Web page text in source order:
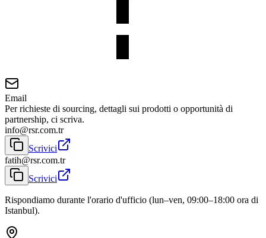
Email
Per richieste di sourcing, dettagli sui prodotti o opportunità di
partnership, ci scriva.
info@rsr.com.tr
Scrivici
fatih@rsr.com.tr
Scrivici
Rispondiamo durante l'orario d'ufficio (lun–ven, 09:00–18:00 ora di
Istanbul).